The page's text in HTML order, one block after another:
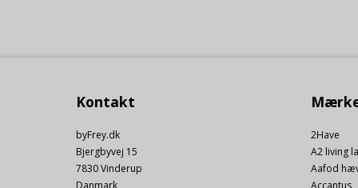
Kontakt
byFrey.dk
Bjergbyvej 15
7830 Vinderup
2Have
A2 living
Aafod
_GRECAPTCHA
__Secure-1PAPISID
så bliver vi